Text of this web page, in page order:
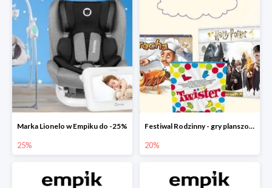
Marka Lionelo w Empiku do -25%
25%
Festiwal Rodzinny - gry planszowe w Empiku do -20%
20%